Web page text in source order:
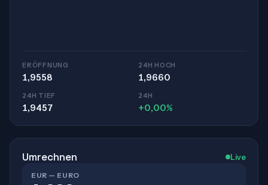
ERÖFFNUNG
1,9558
24H HOCH
1,9660
24H TIEF
1,9457
24H
+0,00%
Umrechnen Live
EUR — EURO